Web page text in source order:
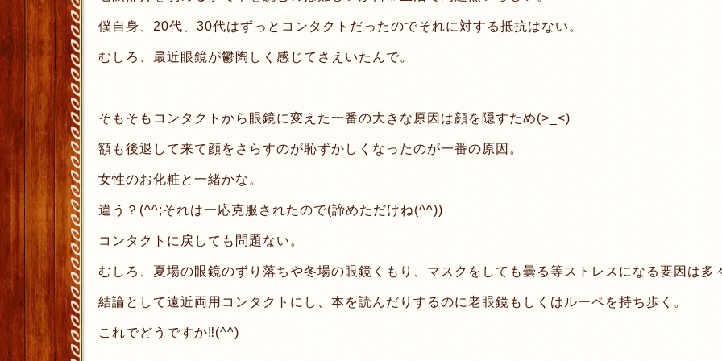
僕自身、20代、30代はずっとコンタクトだったのでそれに対する抵抗はない。
むしろ、最近眼鏡が鬱陶しく感じてさえいたんで。
そもそもコンタクトから眼鏡に変えた一番の大きな原因は顔を隠すため(>_<)
額も後退して来て顔をさらすのが恥ずかしくなったのが一番の原因。
女性のお化粧と一緒かな。
違う？(^^;それは一応克服されたので(諦めただけね(^^))
コンタクトに戻しても問題ない。
むしろ、夏場の眼鏡のずり落ちや冬場の眼鏡くもり、マスクをしても曇る等ストレスになる要因は多
結論として遠近両用コンタクトにし、本を読んだりするのに老眼鏡もしくはルーペを持ち歩く。
これでどうですか‼︎(^^)